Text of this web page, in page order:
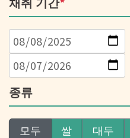
종류
모두 쌀 대두